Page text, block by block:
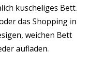
kuscheliges Bett.
das Shopping in
weichen Bett
aufladen.